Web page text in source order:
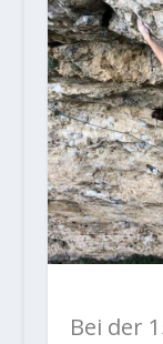
Bei der